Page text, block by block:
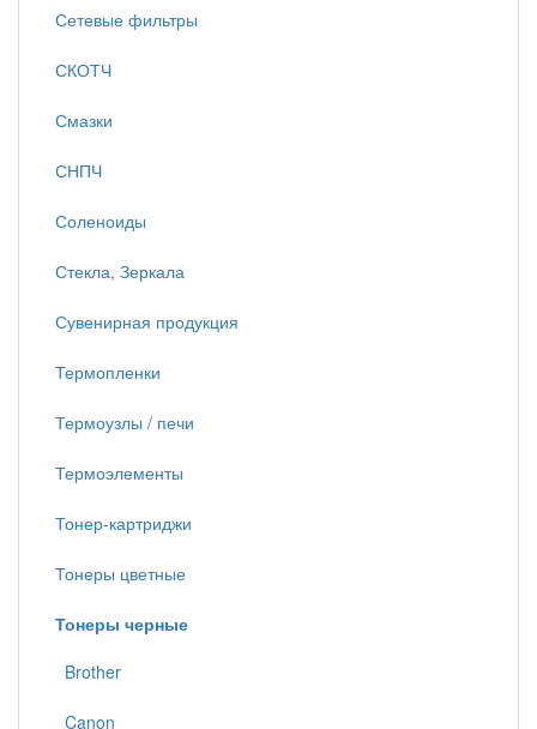
Сетевые фильтры
СКОТЧ
Смазки
СНПЧ
Соленоиды
Стекла, Зеркала
Сувенирная продукция
Термопленки
Термоузлы / печи
Термоэлементы
Тонер-картриджи
Тонеры цветные
Тонеры черные
Brother
Canon